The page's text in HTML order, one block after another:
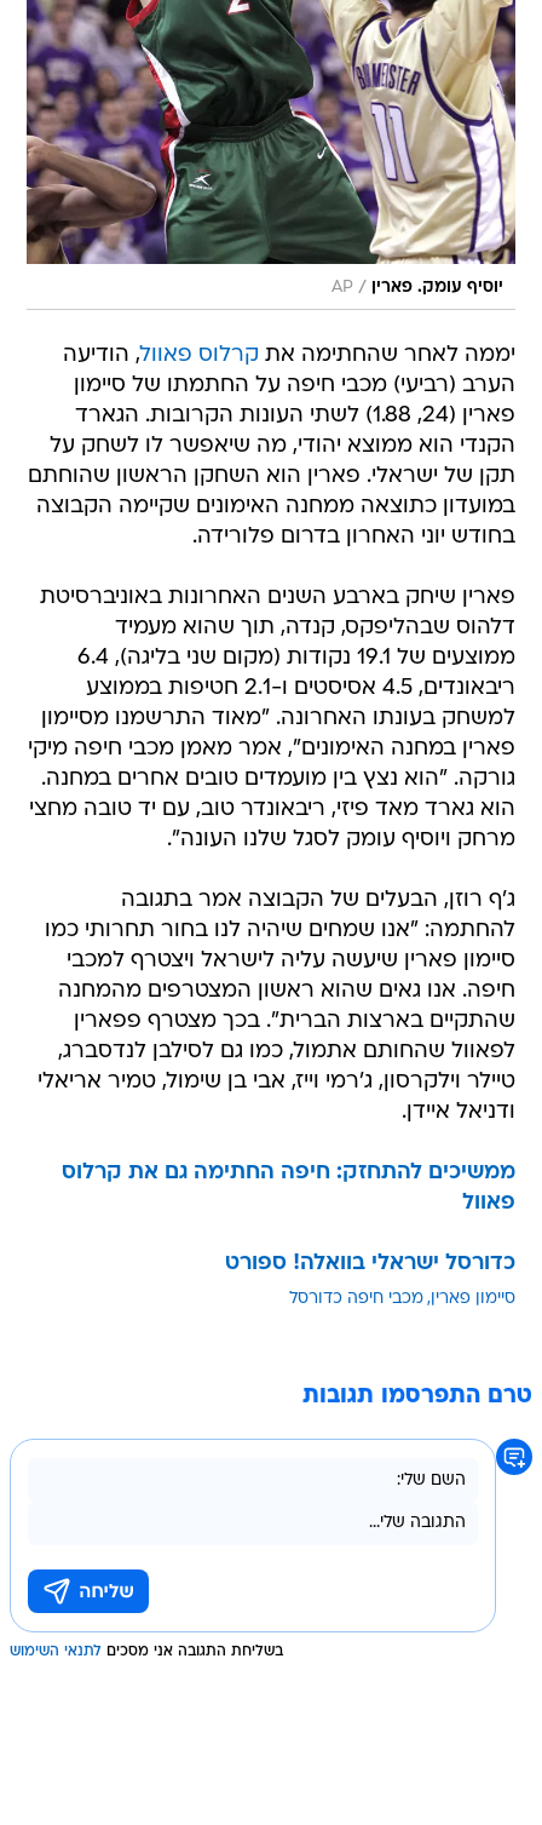
יוסיף עומק. פארין /
AP
יממה לאחר שהחתימה את קרלוס פאוול, הודיעה
הערב (רביעי) מכבי חיפה על החתמתו של סיימון
פארין (24, 1.88) לשתי העונות הקרובות. הגארד
הקנדי הוא ממוצא יהודי, מה שיאפשר לו לשחק על
תקן של ישראלי. פארין הוא השחקן הראשון שהוחתם
במועדון כתוצאה ממחנה האימונים שקיימה הקבוצה
בחודש יוני האחרון בדרום פלורידה.
פארין שיחק בארבע השנים האחרונות באוניברסיטת
דלהוס שבהליפקס, קנדה, תוך שהוא מעמיד
ממוצעים של 19.1 נקודות (מקום שני בליגה), 6.4
ריבאונדים, 4.5 אסיסטים ו-2.1 חטיפות בממוצע
למשחק בעונתו האחרונה. "מאוד התרשמנו מסיימון
פארין במחנה האימונים", אמר מאמן מכבי חיפה מיקי
גורקה. "הוא נצץ בין מועמדים טובים אחרים במחנה.
הוא גארד מאד פיזי, ריבאונדר טוב, עם יד טובה מחצי
מרחק ויוסיף עומק לסגל שלנו העונה".
ג'ף רוזן, הבעלים של הקבוצה אמר בתגובה
להחתמה: "אנו שמחים שיהיה לנו בחור תחרותי כמו
סיימון פארין שיעשה עליה לישראל ויצטרף למכבי
חיפה. אנו גאים שהוא ראשון המצטרפים מהמחנה
שהתקיים בארצות הברית". בכך מצטרף פפארין
לפאוול שהחותם אתמול, כמו גם לסילבן לנדסברג,
טיילר וילקרסון, ג'רמי וייז, אבי בן שימול, טמיר אריאלי
ודניאל איידן.
ממשיכים להתחזק: חיפה החתימה גם את קרלוס
פאוול
כדורסל ישראלי בוואלה! ספורט
סיימון פארין מכבי חיפה כדורסל
טרם התפרסמו תגובות
בשליחת התגובה אני מסכים לתנאי השימוש